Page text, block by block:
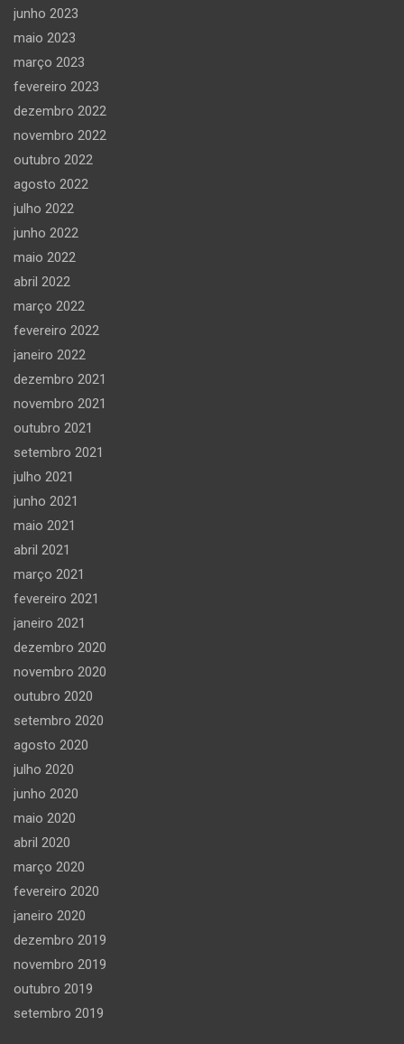
junho 2023
maio 2023
março 2023
fevereiro 2023
dezembro 2022
novembro 2022
outubro 2022
agosto 2022
julho 2022
junho 2022
maio 2022
abril 2022
março 2022
fevereiro 2022
janeiro 2022
dezembro 2021
novembro 2021
outubro 2021
setembro 2021
julho 2021
junho 2021
maio 2021
abril 2021
março 2021
fevereiro 2021
janeiro 2021
dezembro 2020
novembro 2020
outubro 2020
setembro 2020
agosto 2020
julho 2020
junho 2020
maio 2020
abril 2020
março 2020
fevereiro 2020
janeiro 2020
dezembro 2019
novembro 2019
outubro 2019
setembro 2019